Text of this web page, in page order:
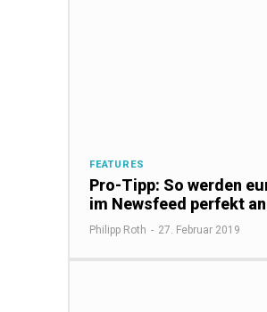
FEATURES
Pro-Tipp: So werden
im Newsfeed perfekt
Philipp Roth - 27. Februar 2019